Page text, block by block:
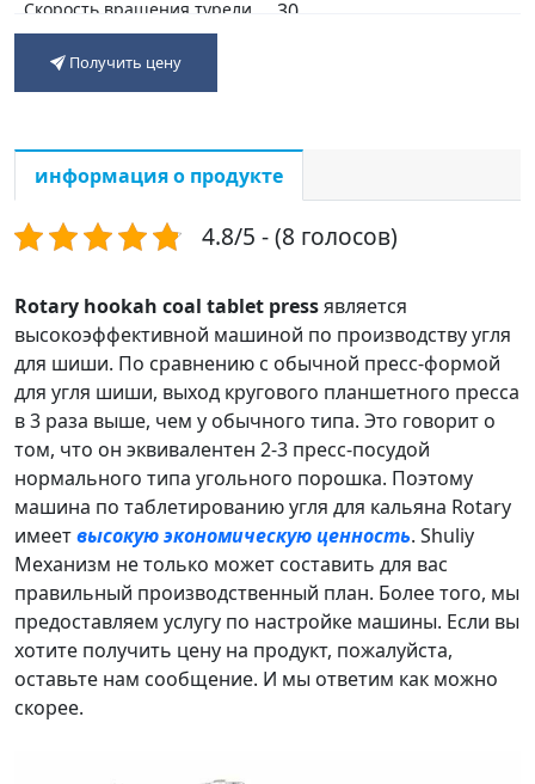
Скорость вращения турели
(об/мин)
30
Макс.выход(шт/ч)
Общий размер (мм) 800*900*1650
Вес машины (кг) 1500
Получить цену
информация о продукте
4.8/5 - (8 голосов)
Rotary hookah coal tablet pressявляется
высокоэффективной машиной по производству угля
для шиши. По сравнению с обычной пресс-формой
для угля шиши, выход кругового планшетного пресса
в 3 раза выше, чем у обычного типа. Это говорит о
том, что он эквивалентен 2-3 пресс-посудой
нормального типа угольного порошка. Поэтому
машина по таблетированию угля для кальяна Rotary
имеетвысокую экономическую ценность. Shuliy
Механизм не только может составить для вас
правильный производственный план. Более того, мы
предоставляем услугу по настройке машины. Если вы
хотите получить цену на продукт, пожалуйста,
оставьте нам сообщение. И мы ответим как можно
скорее.